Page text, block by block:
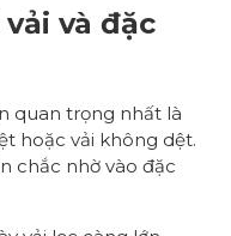
và đặc
quan trọng nhất là
hoặc vải không dệt.
chắc nhờ vào đặc